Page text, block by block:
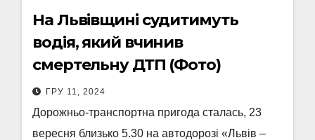
На Львівщині судитимуть
водія, який вчинив
смертельну ДТП (Фото)
ГРУ 11, 2024
Дорожньо-транспортна пригода сталась, 23
вересня близько 5.30 на автодорозі «Львів –